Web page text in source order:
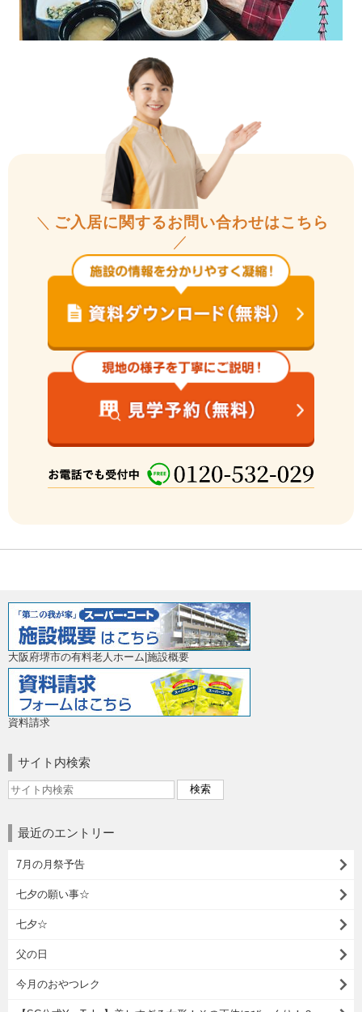
＼ ご入居に関するお問い合わせはこちら
／
大阪府堺市の有料老人ホーム|施設概要
資料請求
サイト内検索
最近のエントリー
7月の月祭予告
七夕の願い事☆
七夕☆
父の日
今月のおやつレク